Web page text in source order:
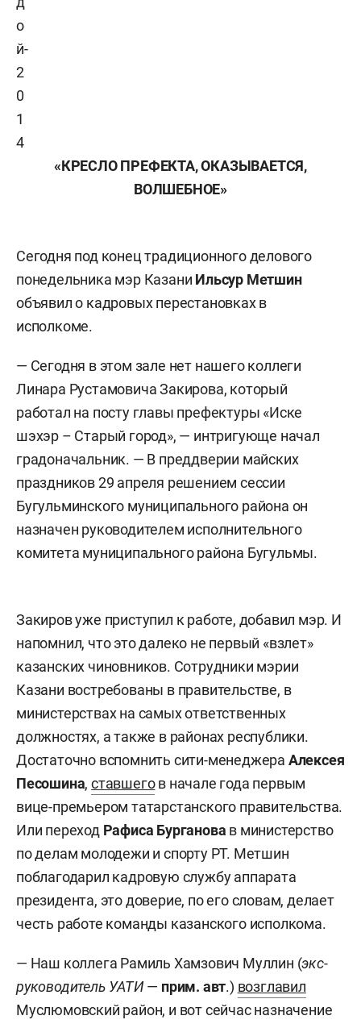
о
й-
2
0
1
4
«КРЕСЛО ПРЕФЕКТА, ОКАЗЫВАЕТСЯ,
ВОЛШЕБНОЕ»
Сегодня под конец традиционного делового
понедельника мэр Казани Ильсур Метшин
объявил о кадровых перестановках в
исполкоме.
— Сегодня в этом зале нет нашего коллеги
Линара Рустамовича Закирова, который
работал на посту главы префектуры «Иске
шэхэр – Старый город», — интригующе начал
градоначальник. — В преддверии майских
праздников 29 апреля решением сессии
Бугульминского муниципального района он
назначен руководителем исполнительного
комитета муниципального района Бугульмы.
Закиров уже приступил к работе, добавил мэр. И
напомнил, что это далеко не первый «взлет»
казанских чиновников. Сотрудники мэрии
Казани востребованы в правительстве, в
министерствах на самых ответственных
должностях, а также в районах республики.
Достаточно вспомнить сити-менеджера Алексея
Песошина,ставшегов начале года первым
вице-премьером татарстанского правительства.
Или переход Рафиса Бурганова в министерство
по делам молодежи и спорту РТ. Метшин
поблагодарил кадровую службу аппарата
президента, это доверие, по его словам, делает
честь работе команды казанского исполкома.
— Наш коллега Рамиль Хамзович Муллин (экс-
руководитель УАТИ— прим. авт.) возглавил
Муслюмовский район, и вот сейчас назначение